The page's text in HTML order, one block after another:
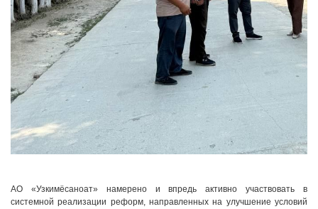
АО «Узкимёсаноат» намерено и впредь активно участвовать в
системной реализации реформ, направленных на улучшение условий